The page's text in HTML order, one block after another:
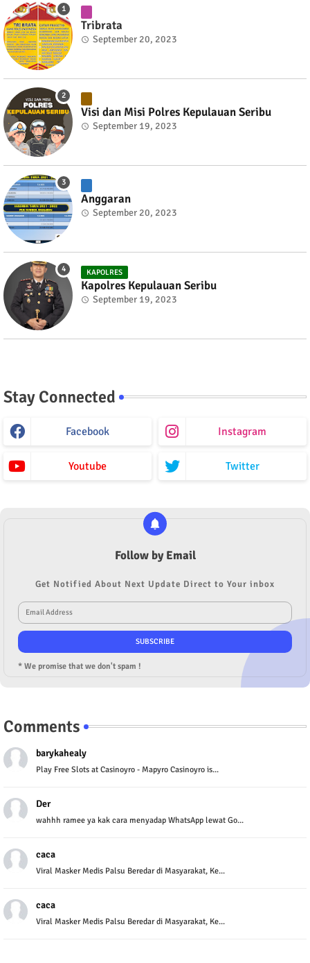
Tribrata
September 20, 2023
Visi dan Misi Polres Kepulauan Seribu
September 19, 2023
Anggaran
September 20, 2023
KAPOLRES
Kapolres Kepulauan Seribu
September 19, 2023
Stay Connected
Facebook Instagram
Youtube Twitter
Follow by Email
Get Notified About Next Update Direct to Your inbox
* We promise that we don't spam !
Comments
barykahealy
Play Free Slots at Casinoyro - Mapyro Casinoyro is...
Der
wahhh ramee ya kak cara menyadap WhatsApp lewat Go...
caca
Viral Masker Medis Palsu Beredar di Masyarakat, Ke...
caca
Viral Masker Medis Palsu Beredar di Masyarakat, Ke...